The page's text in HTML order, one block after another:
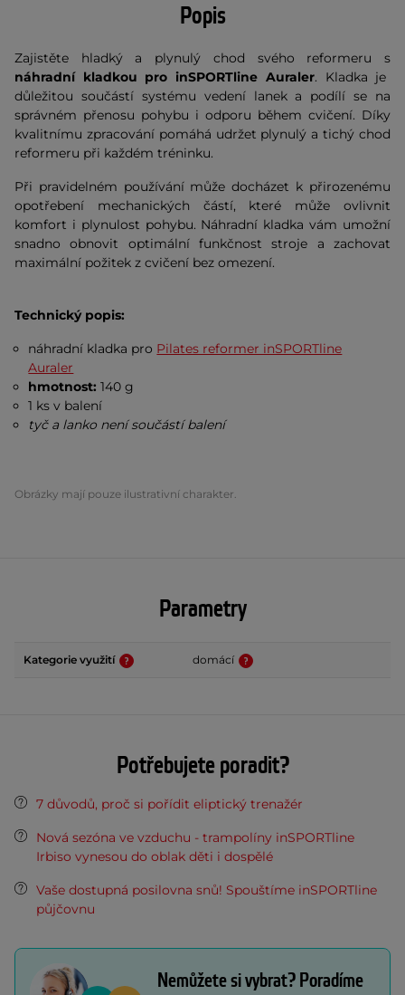
Popis
Zajistěte hladký a plynulý chod svého reformeru s
náhradní kladkou pro inSPORTline Auraler. Kladka je
důležitou součástí systému vedení lanek a podílí se na
správném přenosu pohybu i odporu během cvičení. Díky
kvalitnímu zpracování pomáhá udržet plynulý a tichý chod
reformeru při každém tréninku.
Při pravidelném používání může docházet k přirozenému
opotřebení mechanických částí, které může ovlivnit
komfort i plynulost pohybu. Náhradní kladka vám umožní
snadno obnovit optimální funkčnost stroje a zachovat
maximální požitek z cvičení bez omezení.
Technický popis:
náhradní kladka pro Pilates reformer inSPORTline
Auraler
hmotnost: 140 g
1 ks v balení
tyč a lanko není součástí balení
Obrázky mají pouze ilustrativní charakter.
Parametry
Kategorie využití domácí
Potřebujete poradit?
7 důvodů, proč si pořídit eliptický trenažér
Nová sezóna ve vzduchu - trampolíny inSPORTline
Irbiso vynesou do oblak děti i dospělé
Vaše dostupná posilovna snů! Spouštíme inSPORTline
půjčovnu
Nemůžete si vybrat? Poradíme